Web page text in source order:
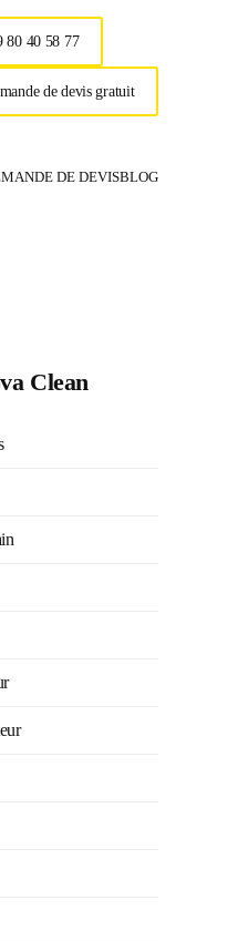
80 40 58 77
de devis gratuit
DE DEVISBLOG
Clean